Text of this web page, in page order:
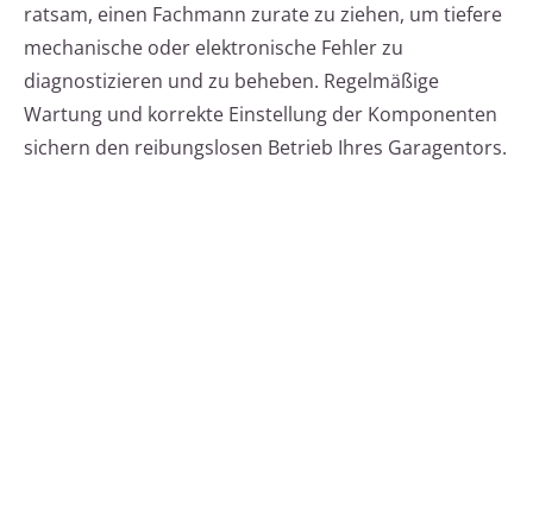
ratsam, einen Fachmann zurate zu ziehen, um tiefere
mechanische oder elektronische Fehler zu
diagnostizieren und zu beheben. Regelmäßige
Wartung und korrekte Einstellung der Komponenten
sichern den reibungslosen Betrieb Ihres Garagentors.